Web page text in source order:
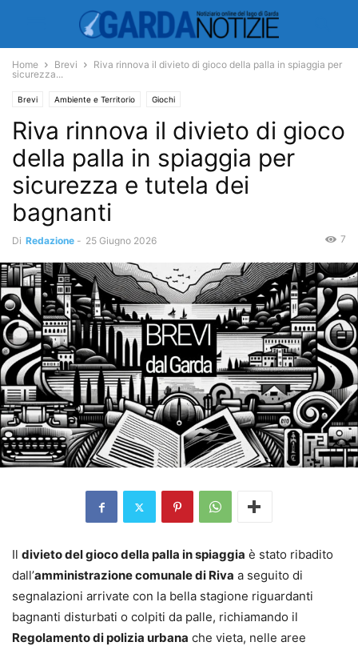
Home Brevi
Riva rinnova il divieto di gioco della palla in spiaggia per
sicurezza...
Brevi Ambiente e Territorio Giochi
Riva rinnova il divieto di gioco
della palla in spiaggia per
sicurezza e tutela dei
bagnanti
Di Redazione - 25 Giugno 2026 7
Il divieto del gioco della palla in spiaggia è stato ribadito
dall’amministrazione comunale di Riva a seguito di
segnalazioni arrivate con la bella stagione riguardanti
bagnanti disturbati o colpiti da palle, richiamando il
Regolamento di polizia urbana che vieta, nelle aree